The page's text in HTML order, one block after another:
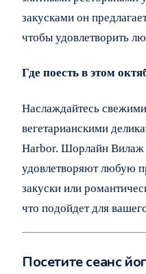
закусками он
чтобы удовлетворить
Где поесть в этом
Наслаждайтесь
вегетарианскими
Harbor. Шорлайн Вилаж
удовлетворяют любую
закуски или
что подойдет для
Посетите сеанс